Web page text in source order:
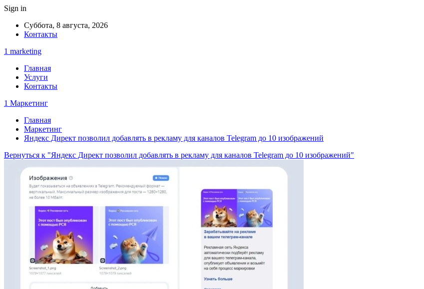
Sign in
Суббота, 8 августа, 2026
Контакты
1 marketing
Главная
Услуги
Контакты
1 Маркетинг
Главная
Маркетинг
Яндекс Директ позволил добавлять в рекламу для каналов Telegram до 10 изображений
Вернуться к "Яндекс Директ позволил добавлять в рекламу для каналов Telegram до 10 изображений"